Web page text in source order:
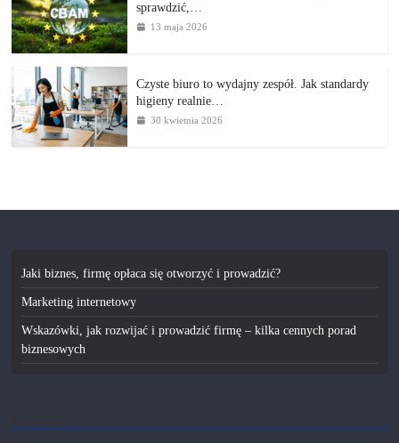
sprawdzić,…
13 maja 2026
Czyste biuro to wydajny zespół. Jak standardy
higieny realnie…
30 kwietnia 2026
Jaki biznes, firmę opłaca się otworzyć i prowadzić?
Marketing internetowy
Wskazówki, jak rozwijać i prowadzić firmę – kilka cennych porad
biznesowych